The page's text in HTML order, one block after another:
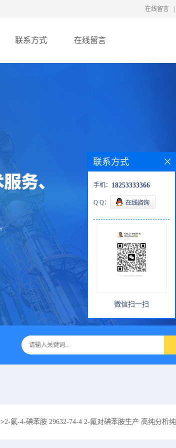
在线留言
联系方式 在线留言
>2-氟-4-碘苯胺 29632-74-4 2-氟对碘苯胺生产 高纯分析
联系方式
手机： 18253333366
Q Q：
微信扫一扫